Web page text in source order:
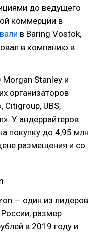
до ведущего
коммерции в
в Baring Vostok,
в компанию в
Stanley и
организаторов
Citigroup, UBS,
У андеррайтеров
покупку до 4,95 млн
размещения и со
— один из лидеров
размер
в 2019 году и